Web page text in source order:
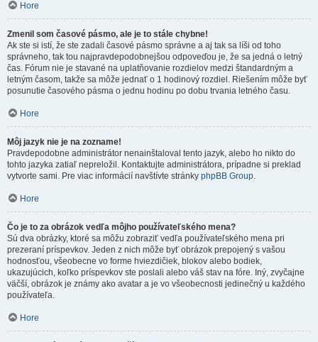
Hore
Zmenil som časové pásmo, ale je to stále chybne!
Ak ste si istí, že ste zadali časové pásmo správne a aj tak sa líši od toho
správneho, tak tou najpravdepodobnejšou odpoveďou je, že sa jedná o letný
čas. Fórum nie je stavané na uplatňovanie rozdielov medzi štandardným a
letným časom, takže sa môže jednať o 1 hodinový rozdiel. Riešením môže byť
posunutie časového pásma o jednu hodinu po dobu trvania letného času.
Hore
Môj jazyk nie je na zozname!
Pravdepodobne administrátor nenainštaloval tento jazyk, alebo ho nikto do
tohto jazyka zatiaľ nepreložil. Kontaktujte administrátora, prípadne si preklad
vytvorte sami. Pre viac informácií navštívte stránky phpBB Group.
Hore
Čo je to za obrázok vedľa môjho používateľského mena?
Sú dva obrázky, ktoré sa môžu zobraziť vedľa používateľského mena pri
prezeraní príspevkov. Jeden z nich môže byť obrázok prepojený s vašou
hodnosťou, všeobecne vo forme hviezdičiek, blokov alebo bodiek,
ukazujúcich, koľko príspevkov ste poslali alebo váš stav na fóre. Iný, zvyčajne
väčší, obrázok je známy ako avatar a je vo všeobecnosti jedinečný u každého
používateľa.
Hore